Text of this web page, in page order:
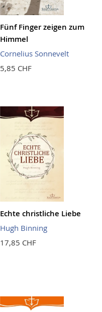
Fünf Finger zeigen zum
Himmel
Cornelius Sonnevelt
5,85 CHF
Echte christliche Liebe
Hugh Binning
17,85 CHF